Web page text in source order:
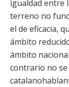
igualdad entre
terreno no
el de eficacia,
ámbito
ámbito
contrario no se